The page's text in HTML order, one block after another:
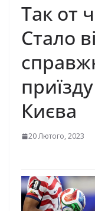
Так от
Стало
Києва
20 Лютого, 2023